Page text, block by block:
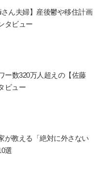
さん夫婦】産後鬱や移住計画
タビュー
ー数320万人超えの【佐藤
ビュー
が教える「絶対に外さない
選